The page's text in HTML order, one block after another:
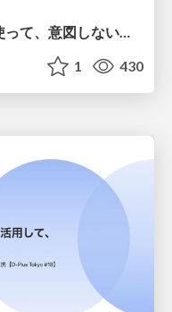
entのPrivacy機能とgo/astを使って、意図しないDBアクセスを防ぐ
1 430